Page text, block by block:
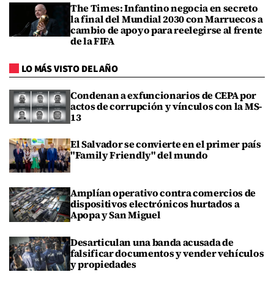
The Times: Infantino negocia en secreto
la final del Mundial 2030 con Marruecos a
cambio de apoyo para reelegirse al frente
de la FIFA
LO MÁS VISTO DEL AÑO
Condenan a exfuncionarios de CEPA por
actos de corrupción y vínculos con la MS-
13
El Salvador se convierte en el primer país
"Family Friendly" del mundo
Amplían operativo contra comercios de
dispositivos electrónicos hurtados a
Apopa y San Miguel
Desarticulan una banda acusada de
falsificar documentos y vender vehículos
y propiedades